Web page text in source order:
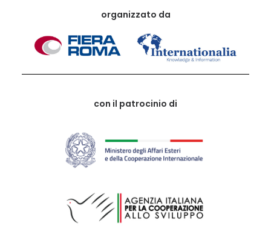
organizzato da
con il patrocinio di